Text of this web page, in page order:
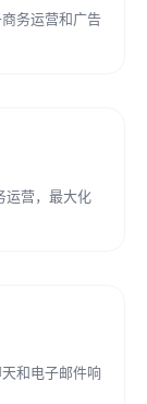
务运营和广告
运营，最大化
和电子邮件响